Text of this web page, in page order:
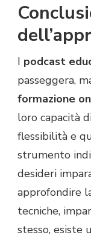
I podcast
passeggera,
formazione
loro capacità
flessibilità e
strumento
desideri
approfondire
tecniche,
stesso, esiste